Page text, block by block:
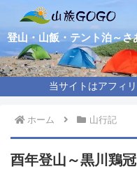
登山・山飯・テント泊～
当サイトはアフィ
ホーム 山行記
酉年登山～黒川鶏